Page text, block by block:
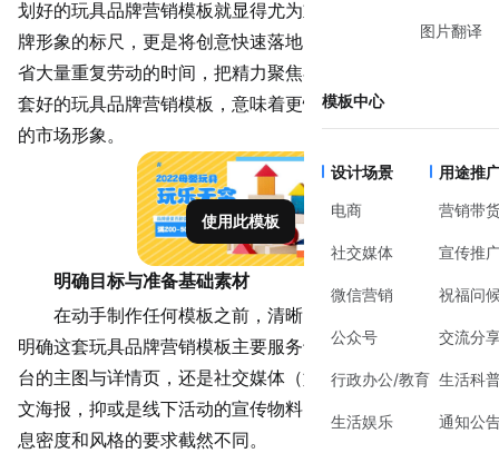
图片翻译
模板中心
设计场景
电商
社交媒体
微信营销
公众号
行政办公/教育
生活娱乐
用途推
营销带
宣传推
祝福问
交流分
生活科
通知公
划好的玩具品牌营销模板就显得尤为重要。它不仅是统一品
牌形象的标尺，更是将创意快速落地的工具，能帮助团队节
省大量重复劳动的时间，把精力聚焦在创意和策略本身。一
套好的玩具品牌营销模板，意味着更快的响应速度和更专业
的市场形象。
使用此模板
明确目标与准备基础素材
在动手制作任何模板之前，清晰的目标是基石。你需要
明确这套玩具品牌营销模板主要服务于哪些场景：是电商平
台的主图与详情页，还是社交媒体（如微信、小红书）的图
文海报，抑或是线下活动的宣传物料？不同场景对尺寸、信
息密度和风格的要求截然不同。